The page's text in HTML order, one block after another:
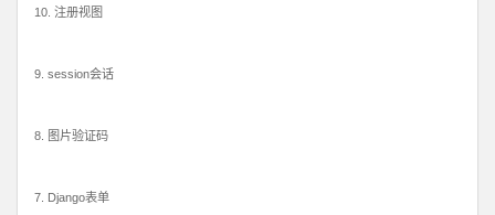
10. 注册视图
9. session会话
8. 图片验证码
7. Django表单